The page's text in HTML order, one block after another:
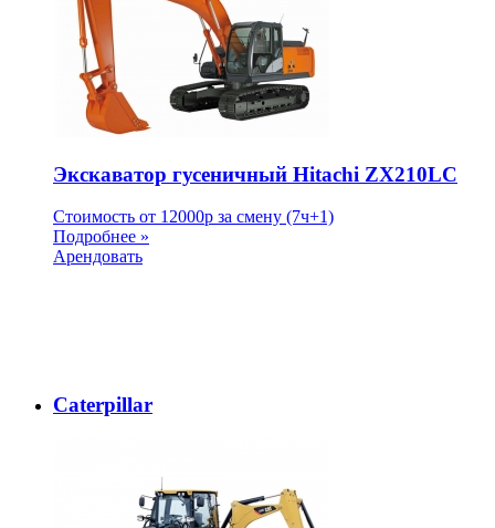
Экскаватор гусеничный Hitachi ZX210LC
Стоимость от 12000p за смену (7ч+1)
Подробнее »
Арендовать
Caterpillar